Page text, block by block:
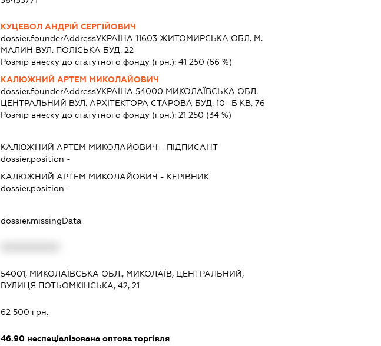
КУЦЕВОЛ АНДРІЙ СЕРГІЙОВИЧ
dossier.founderAddressУКРАЇНА 11603 ЖИТОМИРСЬКА ОБЛ. М.
МАЛИН ВУЛ. ПОЛІСЬКА БУД. 22
Розмір внеску до статутного фонду (грн.): 41 250 (66 %)
КАЛЮЖНИЙ АРТЕМ МИКОЛАЙОВИЧ
dossier.founderAddressУКРАЇНА 54000 МИКОЛАЇВСЬКА ОБЛ.
ЦЕНТРАЛЬНИЙ ВУЛ. АРХІТЕКТОРА СТАРОВА БУД. 10 -Б КВ. 76
Розмір внеску до статутного фонду (грн.): 21 250 (34 %)
КАЛЮЖНИЙ АРТЕМ МИКОЛАЙОВИЧ - ПІДПИСАНТ
dossier.position -
КАЛЮЖНИЙ АРТЕМ МИКОЛАЙОВИЧ - КЕРІВНИК
dossier.position -
dossier.missingData
54001, МИКОЛАЇВСЬКА ОБЛ., МИКОЛАЇВ, ЦЕНТРАЛЬНИЙ,
ВУЛИЦЯ ПОТЬОМКІНСЬКА, 42, 21
62 500 грн.
46.90неспеціалізована оптова торгівля